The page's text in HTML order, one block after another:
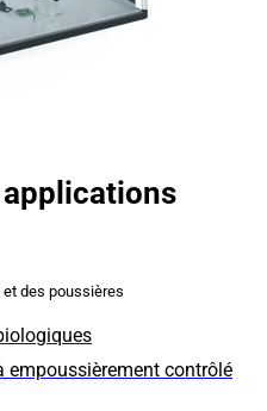
et des poussières
empoussièrement contrôlé